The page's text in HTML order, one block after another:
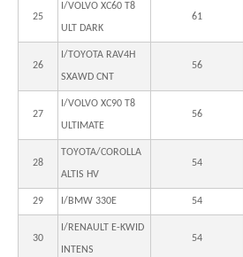
25
I/VOLVO XC60 T8
ULT DARK
61
26
I/TOYOTA RAV4H
SXAWD CNT
56
27
I/VOLVO XC90 T8
ULTIMATE
56
28
TOYOTA/COROLLA
ALTIS HV
54
29 I/BMW 330E 54
30
I/RENAULT E-KWID
INTENS
54